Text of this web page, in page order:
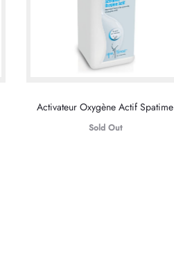
Activateur Oxygène Actif Spatime
Sold Out